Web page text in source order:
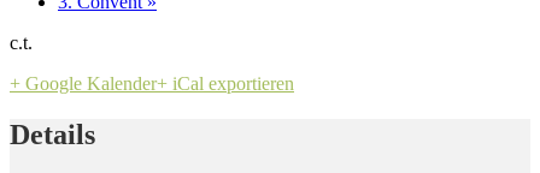
c.t.
+ Google Kalender+ iCal exportieren
Details